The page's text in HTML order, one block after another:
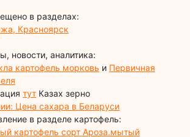
в разделах:
Красноярск
новости, аналитика:
картофель морковь и Первичная
тут Казах зерно
Цена сахара в Беларуси
в разделе картофель:
картофель сорт Ароза.мытый